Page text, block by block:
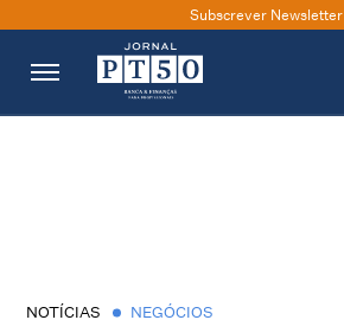
Subscrever Newsletter
NOTÍCIAS NEGÓCIOS